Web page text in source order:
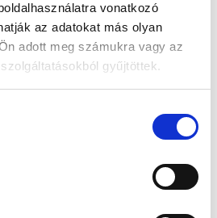
vonatkozó
az adatokat más olyan
adott meg számukra vagy az
gyűjtöttek.
TESZ